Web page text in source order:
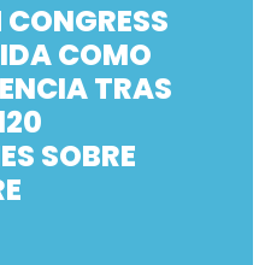
COMO
TRAS
SOBRE